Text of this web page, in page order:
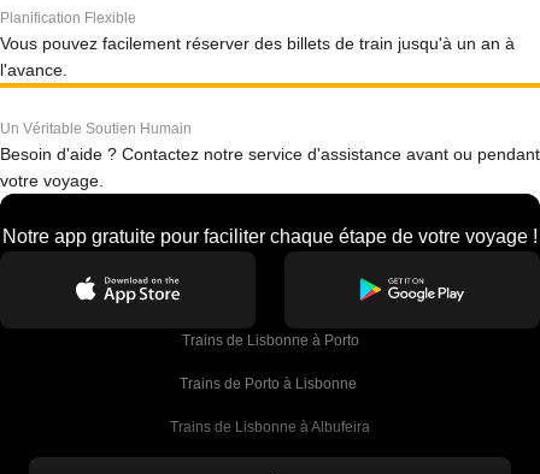
Planification Flexible
Vous pouvez facilement réserver des billets de train jusqu'à un an à
l'avance.
Un Véritable Soutien Humain
Besoin d'aide ? Contactez notre service d'assistance avant ou pendant
votre voyage.
Notre app gratuite pour faciliter chaque étape de votre voyage !
Trains de Lisbonne à Porto
Trains de Porto à Lisbonne
Trains de Lisbonne à Albufeira